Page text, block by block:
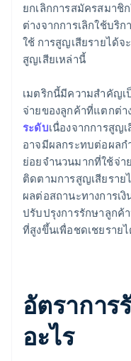
ยกเลิกการสมัครสมาชิ
ต่างจากการเลิกใช้บริ
ใช้ การสูญเสียรายได้จ
สูญเสียเหล่านี้
เมตริกนี้มีความสําคัญ
จ่ายของลูกค้าที่แตกต่า
ระดับเนื่องจากการสูญ
อาจมีผลกระทบต่อผลก
ย่อยจำนวนมากที่ใช้จ่า
ติดตามการสูญเสียราย
ผลต่อสถานะทางการเ
ปรับปรุงการรักษาลูกค้
ที่สูงขึ้นเพื่อชดเชยราย
อัตราการ
อะไร